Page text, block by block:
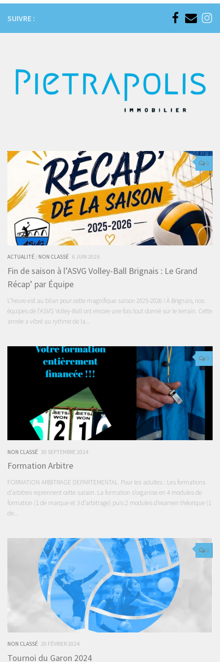
SUIVRE :
0
ACTUALITÉ / NON CLASSÉ 6 JUIN 2026
Fin de saison à l’ASVG Volley-Ball Brignais : Le Grand
Récap’ par Équipe
L’heure est au bilan pour cette magnifique saison 2025-2026 ! À Brignais, nos
équipes de l’ASVG Volley-Ball ont encore une fois tout donné sur le terrain. Cette
année a vibré au rythme de la...
0
NON CLASSÉ 30 SEPTEMBRE 2024
Formation Arbitre
FORMATION ARBITRAGE DEPARTEMENTAL. Pour les adultes : Les formations
d’arbitres reprennent cette saison. La formation s’organise en 4 modules de
formation (1 de marque et 3 d’arbitrage) puis 2 modules d’examen théorique (1
de...
0
NON CLASSÉ 20 FÉVRIER 2024
Tournoi du Garon 2024